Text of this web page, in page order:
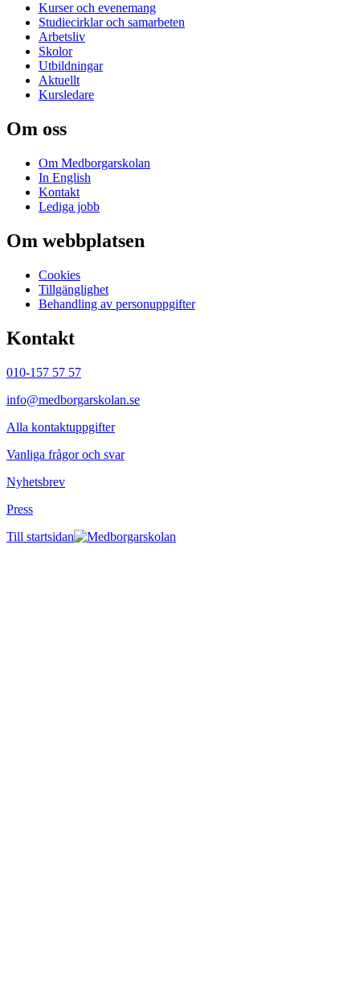
Kurser och evenemang
Studiecirklar och samarbeten
Arbetsliv
Skolor
Utbildningar
Aktuellt
Kursledare
Om oss
Om Medborgarskolan
In English
Kontakt
Lediga jobb
Om webbplatsen
Cookies
Tillgänglighet
Behandling av personuppgifter
Kontakt
010-157 57 57
info@medborgarskolan.se
Alla kontaktuppgifter
Vanliga frågor och svar
Nyhetsbrev
Press
Till startsidan